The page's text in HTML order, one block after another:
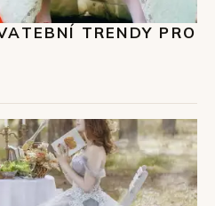
TRENDY PRO